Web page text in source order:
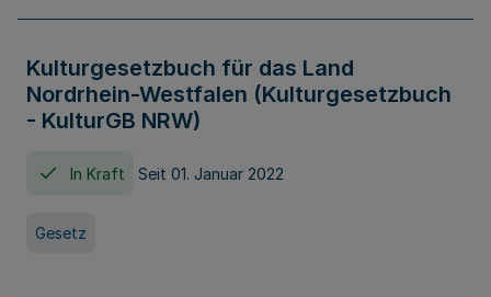
Kulturgesetzbuch für das Land
Nordrhein-Westfalen (Kulturgesetzbuch
- KulturGB NRW)
In Kraft Seit 01. Januar 2022
Gesetz